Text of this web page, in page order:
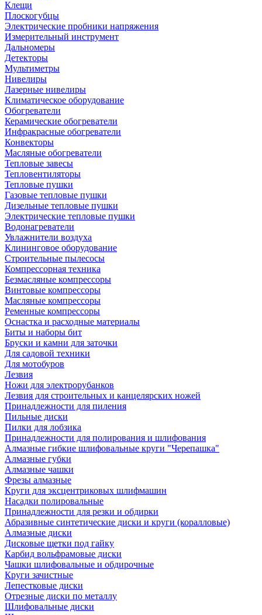
Клещи
Плоскогубцы
Электрические пробники напряжения
Измерительный инструмент
Дальномеры
Детекторы
Мультиметры
Нивелиры
Лазерные нивелиры
Климатическое оборудование
Обогреватели
Керамические обогреватели
Инфракрасные обогреватели
Конвекторы
Масляные обогреватели
Тепловые завесы
Тепловентиляторы
Тепловые пушки
Газовые тепловые пушки
Дизельные тепловые пушки
Электрические тепловые пушки
Водонагреватели
Увлажнители воздуха
Клининговое оборудование
Строительные пылесосы
Компрессорная техника
Безмасляные компрессоры
Винтовые компрессоры
Масляные компрессоры
Ременные компрессоры
Оснастка и расходные материалы
Биты и наборы бит
Бруски и камни для заточки
Для садовой техники
Для мотобуров
Лезвия
Ножи для электрорубанков
Лезвия для строительных и канцелярских ножей
Принадлежности для пиления
Пильные диски
Пилки для лобзика
Принадлежности для полирования и шлифования
Алмазные гибкие шлифовальные круги "Черепашка"
Алмазные губки
Алмазные чашки
Фрезы алмазные
Круги для эксцентриковых шлифмашин
Насадки полировальные
Принадлежности для резки и обдирки
Абразивные синтетические диски и круги (коралловые)
Алмазные диски
Дисковые щетки под гайку
Карбид вольфрамовые диски
Чашки шлифовальные и обдирочные
Круги зачистные
Лепестковые диски
Отрезные диски по металлу
Шлифовальные диски